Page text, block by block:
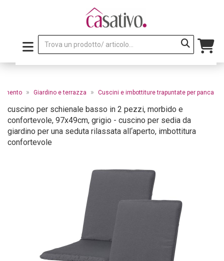
» Giardino e terrazza » Cuscini e imbottiture trapuntate per panca
cuscino per schienale basso in 2 pezzi, morbido e
confortevole, 97x49cm, grigio - cuscino per sedia da
giardino per una seduta rilassata all‘aperto, imbottitura
confortevole